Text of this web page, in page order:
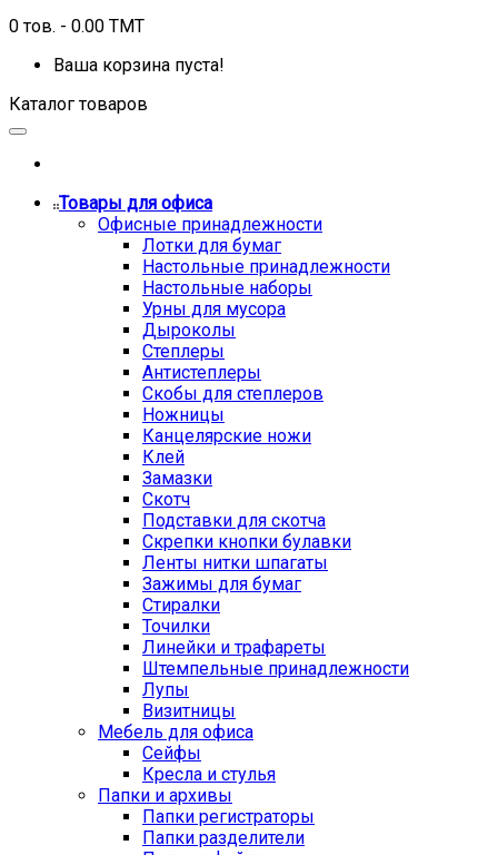
0 тов. - 0.00 TMT
Ваша корзина пуста!
Каталог товаров
Товары для офиса
Офисные принадлежности
Лотки для бумаг
Настольные принадлежности
Настольные наборы
Урны для мусора
Дыроколы
Степлеры
Антистеплеры
Скобы для степлеров
Ножницы
Канцелярские ножи
Клей
Замазки
Скотч
Подставки для скотча
Скрепки кнопки булавки
Ленты нитки шпагаты
Зажимы для бумаг
Стиралки
Точилки
Линейки и трафареты
Штемпельные принадлежности
Лупы
Визитницы
Мебель для офиса
Сейфы
Кресла и стулья
Папки и архивы
Папки регистраторы
Папки разделители